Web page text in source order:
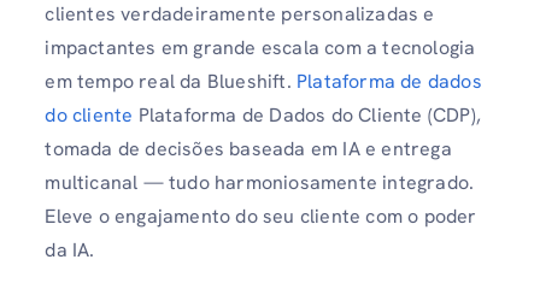
clientes verdadeiramente personalizadas e
impactantes em grande escala com a tecnologia
em tempo real da Blueshift. Plataforma de dados
do cliente Plataforma de Dados do Cliente (CDP),
tomada de decisões baseada em IA e entrega
multicanal — tudo harmoniosamente integrado.
Eleve o engajamento do seu cliente com o poder
da IA.